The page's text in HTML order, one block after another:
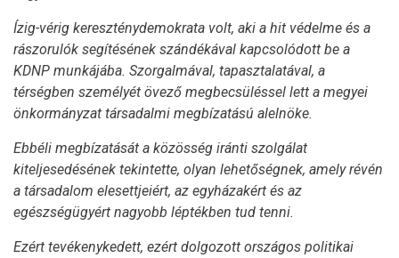
Ízig-vérig kereszténydemokrata volt, aki a hit védelme és a
rászorulók segítésének szándékával kapcsolódott be a
KDNP munkájába. Szorgalmával, tapasztalatával, a
térségben személyét övező megbecsüléssel lett a megyei
önkormányzat társadalmi megbízatású alelnöke.
Ebbéli megbízatását a közösség iránti szolgálat
kiteljesedésének tekintette, olyan lehetőségnek, amely révén
a társadalom elesettjeiért, az egyházakért és az
egészségügyért nagyobb léptékben tud tenni.
Ezért tevékenykedett, ezért dolgozott országos politikai